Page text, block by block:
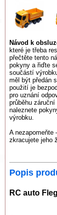
Návod k
které je třeba
přečtěte tento
pokyny a řiďte
součástí
měl být předán
použití je
pro uznání
průběhu
naleznete
výrobku.
A nezapomeňte
zkracujete jeho
Popis
RC auto